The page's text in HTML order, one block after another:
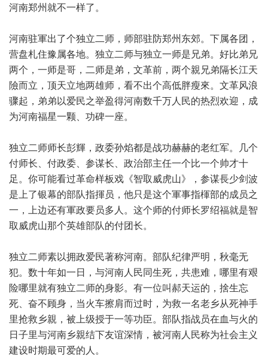
河南郑州就不一样了。
河南驻軍出了个独立二师，师部驻防郑州东郊。下属各团，
营盘札住豫属各地。独立二师与独立一师是兄弟。好比弟兄
两个，一师是哥，二师是弟，文革前，两个親兄弟隔长江天
險而立，顶天立地两雄师，看不出个高低胖瘦來。文革风浪
骤起，弟弟以爱民之举盈得河南数千万人民的热烈欢迎，成
为河南福星一颗、功碑一座。
独立二师师长彭輝，政委孙焰都是战功赫赫的老红军。几个
付师长、付政委、参谋长、政治部主任一个比一个帅才十
足。你可能看过革命样板戏《智取威虎山》，参谋長少剑波
是上了银幕的部队指揮员，他只是这个軍事指楎部的成员之
一，上边还有軍政要员多人。这个师的付师长罗绍福就是智
取威虎山那个英雄部队的付团长。
独立二师素以拥政爱民著称河南。部队纪律严明，秋毫无
犯。数十年如一日，与河南人民同生死，共患难，哪里有艰
险哪里就有独立二师的身影。有一位叫郝天运的，捨生忘
死、奋不顾身，当火车擦肩而过时，为救一名老乡从死神手
里抢救乡親，被上级授于一等功臣。部队指战员在血与火的
日子里与河南乡親结下友谊深情，被河南人民称为社会主义
建设时期最可爱的人。